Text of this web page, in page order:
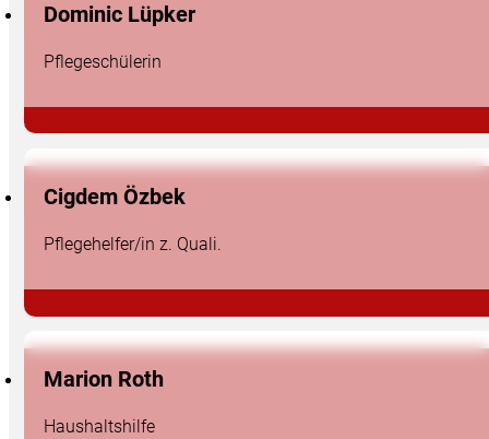
Dominic Lüpker
Pflegeschülerin
Cigdem Özbek
Pflegehelfer/in z. Quali.
Marion Roth
Haushaltshilfe